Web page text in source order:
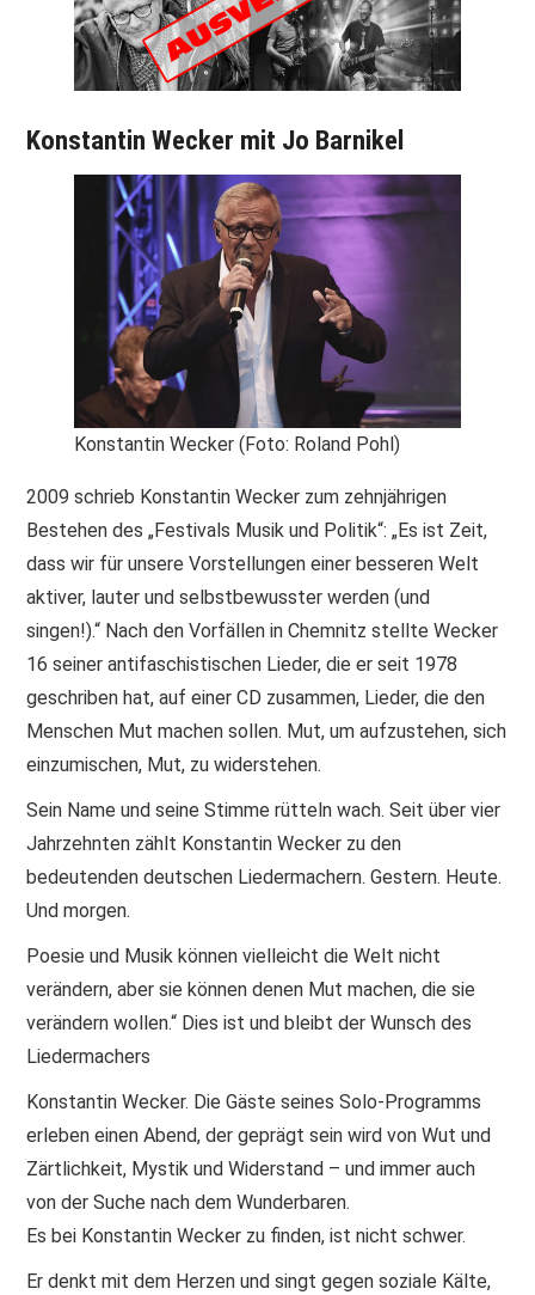
PRINT & CDS
Konstantin Wecker mit Jo Barnikel
Konstantin Wecker (Foto: Roland Pohl)
2009 schrieb Konstantin Wecker zum zehnjährigen
Bestehen des „Festivals Musik und Politik“: „Es ist Zeit,
dass wir für unsere Vorstellungen einer besseren Welt
aktiver, lauter und selbstbewusster werden (und
singen!).“ Nach den Vorfällen in Chemnitz stellte Wecker
16 seiner antifaschistischen Lieder, die er seit 1978
geschriben hat, auf einer CD zusammen, Lieder, die den
Menschen Mut machen sollen. Mut, um aufzustehen, sich
einzumischen, Mut, zu widerstehen.
Sein Name und seine Stimme rütteln wach. Seit über vier
Jahrzehnten zählt Konstantin Wecker zu den
bedeutenden deutschen Liedermachern. Gestern. Heute.
Und morgen.
Poesie und Musik können vielleicht die Welt nicht
verändern, aber sie können denen Mut machen, die sie
verändern wollen.“ Dies ist und bleibt der Wunsch des
Liedermachers
Konstantin Wecker. Die Gäste seines Solo-Programms
erleben einen Abend, der geprägt sein wird von Wut und
Zärtlichkeit, Mystik und Widerstand – und immer auch
von der Suche nach dem Wunderbaren.
Es bei Konstantin Wecker zu finden, ist nicht schwer.
Er denkt mit dem Herzen und singt gegen soziale Kälte,